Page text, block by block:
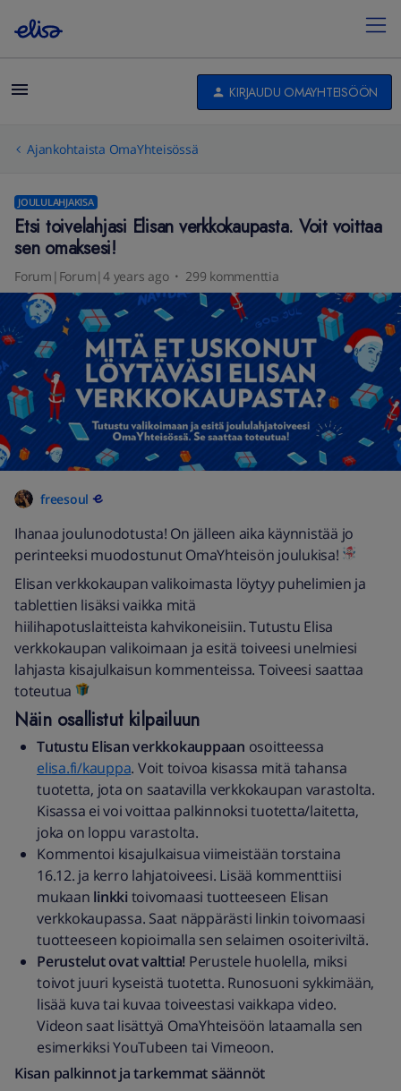
KIRJAUDU OMAYHTEISÖÖN
Ajankohtaista OmaYhteisössä
JOULULAHJAKISA
Etsi toivelahjasi Elisan verkkokaupasta. Voit voittaa
sen omaksesi!
Forum|Forum|4 years ago 299 kommenttia
freesoul
Ihanaa joulunodotusta! On jälleen aika käynnistää jo
perinteeksi muodostunut OmaYhteisön joulukisa!
Elisan verkkokaupan valikoimasta löytyy puhelimien ja
tablettien lisäksi vaikka mitä
hiilihapotuslaitteista kahvikoneisiin. Tutustu Elisa
verkkokaupan valikoimaan ja esitä toiveesi unelmiesi
lahjasta kisajulkaisun kommenteissa. Toiveesi saattaa
toteutua
Näin osallistut kilpailuun
Tutustu Elisan verkkokauppaan osoitteessa
elisa.fi/kauppa. Voit toivoa kisassa mitä tahansa
tuotetta, jota on saatavilla verkkokaupan varastolta.
Kisassa ei voi voittaa palkinnoksi tuotetta/laitetta,
joka on loppu varastolta.
Kommentoi kisajulkaisua viimeistään torstaina
16.12. ja kerro lahjatoiveesi. Lisää kommenttiisi
mukaan linkki toivomaasi tuotteeseen Elisan
verkkokaupassa. Saat näppärästi linkin toivomaasi
tuotteeseen kopioimalla sen selaimen osoiteriviltä.
Perustelut ovat valttia! Perustele huolella, miksi
toivot juuri kyseistä tuotetta. Runosuoni sykkimään,
lisää kuva tai kuvaa toiveestasi vaikkapa video.
Videon saat lisättyä OmaYhteisöön lataamalla sen
esimerkiksi YouTubeen tai Vimeoon.
Kisan palkinnot ja tarkemmat säännöt